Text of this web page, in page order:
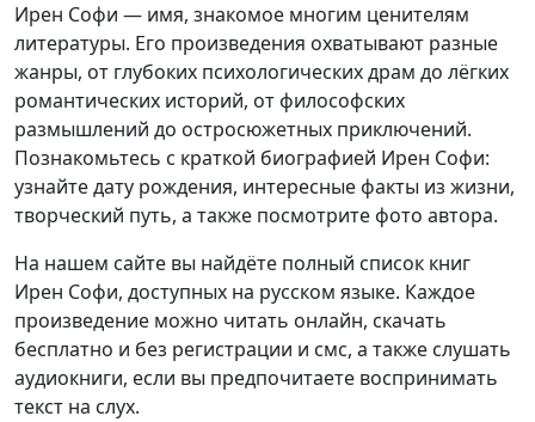
Ирен Софи — имя, знакомое многим ценителям
литературы. Его произведения охватывают разные
жанры, от глубоких психологических драм до лёгких
романтических историй, от философских
размышлений до остросюжетных приключений.
Познакомьтесь с краткой биографией Ирен Софи:
узнайте дату рождения, интересные факты из жизни,
творческий путь, а также посмотрите фото автора.
На нашем сайте вы найдёте полный список книг
Ирен Софи, доступных на русском языке. Каждое
произведение можно читать онлайн, скачать
бесплатно и без регистрации и смс, а также слушать
аудиокниги, если вы предпочитаете воспринимать
текст на слух.